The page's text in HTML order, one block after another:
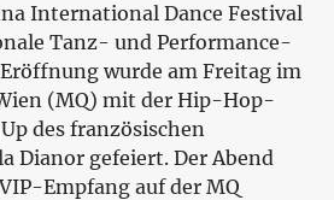
International Dance Festival
Tanz- und Performance-
wurde am Freitag im
(MQ) mit der Hip-Hop-
des französischen
Dianor gefeiert. Der Abend
Empfang auf der MQ